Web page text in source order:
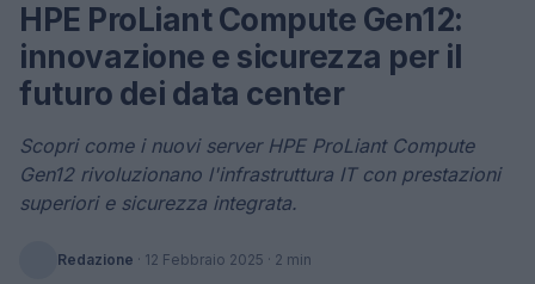
HPE ProLiant Compute Gen12:
innovazione e sicurezza per il
futuro dei data center
Scopri come i nuovi server HPE ProLiant Compute
Gen12 rivoluzionano l'infrastruttura IT con prestazioni
superiori e sicurezza integrata.
Redazione · 12 Febbraio 2025 · 2 min